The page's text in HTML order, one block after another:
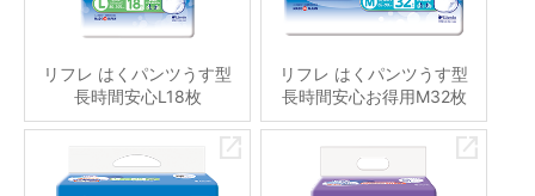
リフレ はくパンツうす型
長時間安心L18枚
リフレ はくパンツうす型
長時間安心お得用M32枚